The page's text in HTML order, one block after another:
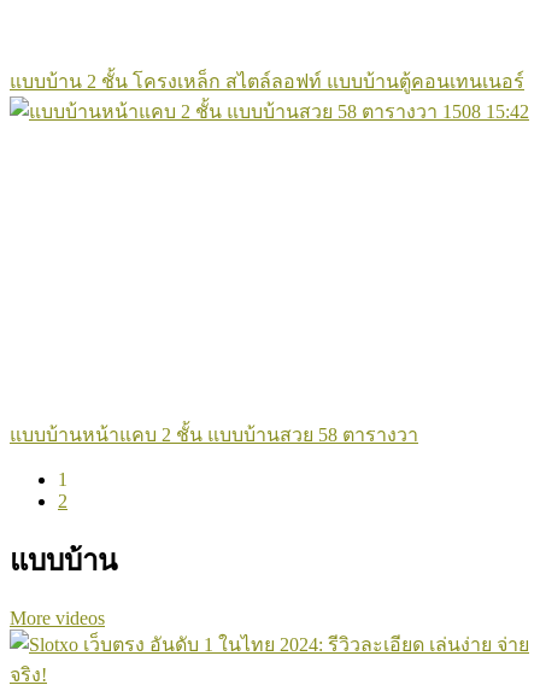
แบบบ้าน 2 ชั้น โครงเหล็ก สไตล์ลอฟท์ แบบบ้านตู้คอนเทนเนอร์
1508 15:42
แบบบ้านหน้าแคบ 2 ชั้น แบบบ้านสวย 58 ตารางวา
1
2
แบบบ้าน
More videos